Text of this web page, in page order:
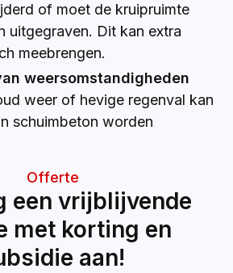
of moet de kruipruimte
uitgegraven. Dit kan extra
meebrengen.
weersomstandigheden
weer of hevige regenval kan
schuimbeton worden
Offerte
een vrijblijvende
met korting en
aan!